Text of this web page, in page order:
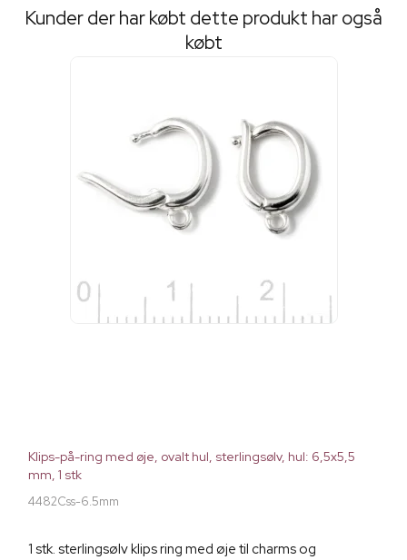
Kunder der har købt dette produkt har også
købt
Klips-på-ring med øje, ovalt hul, sterlingsølv, hul: 6,5x5,5
mm, 1 stk
4482Css-6.5mm
1 stk. sterlingsølv klips ring med øje til charms og